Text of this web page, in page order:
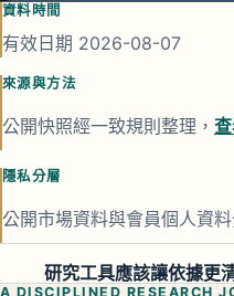
資料信任說明
資料時間
有效日期 2026-08-07
來源與方法
公開快照經一致規則整理，
隱私分層
公開市場資料與會員個人資料
研究工具應該讓依據更
A DISCIPLINED RESEARCH